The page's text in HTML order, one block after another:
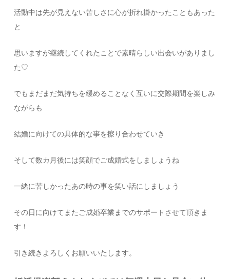
活動中は先が見えない苦しさに心が折れ掛かったこともあった
と
思いますが継続してくれたことで素晴らしい出会いがありまし
た♡
でもまだまだ気持ちを緩めることなく互いに交際期間を楽しみ
ながらも
結婚に向けての具体的な事を擦り合わせていき
そして数カ月後には笑顔でご成婚式をしましょうね
一緒に苦しかったあの時の事を笑い話にしましょう
その日に向けてまたご成婚卒業までのサポートさせて頂きま
す！
引き続きよろしくお願いいたします。